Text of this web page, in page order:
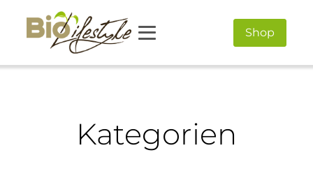
Shop
Kategorien